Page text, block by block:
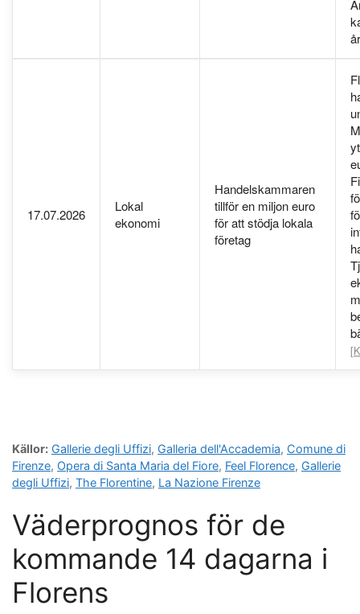
17.07.2026
Lokal
ekonomi
Handelskammaren
tillför en miljon euro
för att stödja lokala
företag
Källor: Gallerie degli Uffizi, Galleria dell'Accademia, Comune di
Firenze, Opera di Santa Maria del Fiore, Feel Florence, Gallerie
degli Uffizi, The Florentine, La Nazione Firenze
Väderprognos för de
kommande 14 dagarna i
Florens